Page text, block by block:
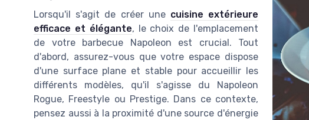
Lorsqu'il s'agit de créer une cuisine extérieure
efficace et élégante, le choix de l'emplacement
de votre barbecue Napoleon est crucial. Tout
d'abord, assurez-vous que votre espace dispose
d'une surface plane et stable pour accueillir les
différents modèles, qu'il s'agisse du Napoleon
Rogue, Freestyle ou Prestige. Dans ce contexte,
pensez aussi à la proximité d'une source d'énergie